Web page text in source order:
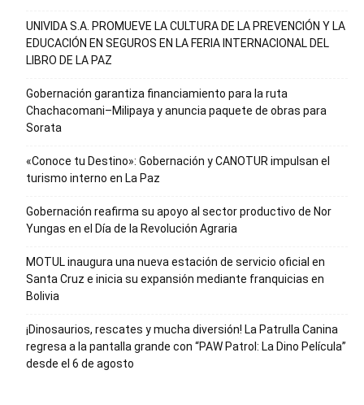
UNIVIDA S.A. PROMUEVE LA CULTURA DE LA PREVENCIÓN Y LA
EDUCACIÓN EN SEGUROS EN LA FERIA INTERNACIONAL DEL
LIBRO DE LA PAZ
Gobernación garantiza financiamiento para la ruta
Chachacomani–Milipaya y anuncia paquete de obras para
Sorata
«Conoce tu Destino»: Gobernación y CANOTUR impulsan el
turismo interno en La Paz
Gobernación reafirma su apoyo al sector productivo de Nor
Yungas en el Día de la Revolución Agraria
MOTUL inaugura una nueva estación de servicio oficial en
Santa Cruz e inicia su expansión mediante franquicias en
Bolivia
¡Dinosaurios, rescates y mucha diversión! La Patrulla Canina
regresa a la pantalla grande con “PAW Patrol: La Dino Película”
desde el 6 de agosto